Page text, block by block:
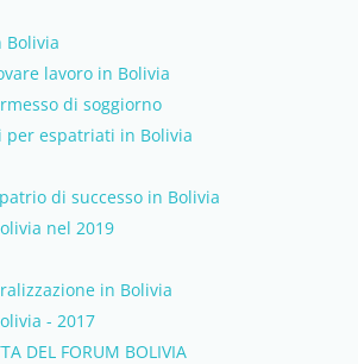
Bolivia
lavoro in Bolivia
di soggiorno
per espatriati in Bolivia
di successo in Bolivia
nel 2019
in Bolivia
- 2017
DEL FORUM BOLIVIA